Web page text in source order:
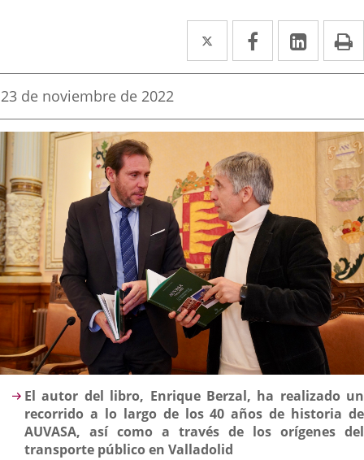
Twitter
Enlace
a
aplicación
externa.
Facebook
Enlace
a
aplicación
externa.
Enlace
a
Fecha
la
noticia
23 de noviembre de 2022
Descripción
El autor del libro, Enrique Berzal, ha realizado un
recorrido a lo largo de los 40 años de historia de
AUVASA, así como a través de los orígenes del
transporte público en Valladolid